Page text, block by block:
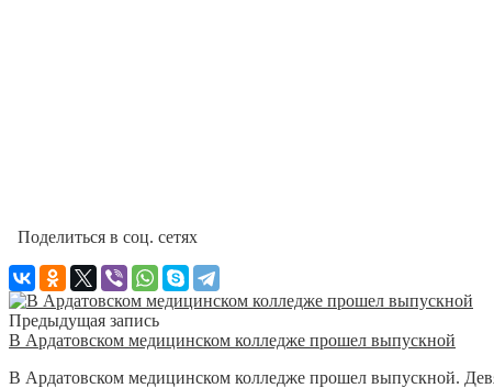
Поделиться в соц. сетях
Предыдущая запись
В Ардатовском медицинском колледже прошел выпускной
В Ардатовском медицинском колледже прошел выпускной.